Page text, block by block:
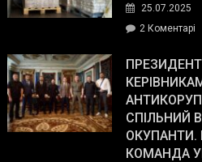
25.07.2025
2 Коментарі
з
СПІЛЬНИЙ
ОКУПАНТИ.
КОМАНДА